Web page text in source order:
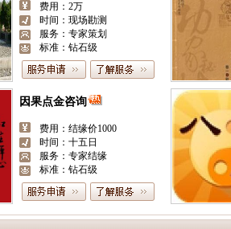
费用：588
时间：三天
服务：专家策划
标准：钻石级
搬家择日
费用：568
时间：五日
服务：专家策划
标准：钻石级